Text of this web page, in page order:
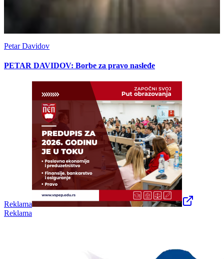
Petar Davidov
PETAR DAVIDOV: Borbe za pravo nasleđe
Reklama
Reklama